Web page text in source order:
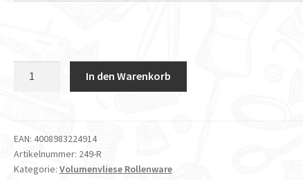
150cm
x
25m
In den Warenkorb
EAN: 4008983224914
Artikelnummer: 249-R
Kategorie: Volumenvliese Rollenware